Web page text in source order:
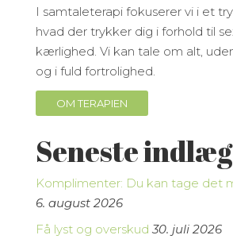
I samtaleterapi fokuserer vi i et
hvad der trykker dig i forhold til
kærlighed. Vi kan tale om alt,
og i fuld fortrolighed.
OM TERAPIEN
Seneste indlæg
Komplimenter: Du kan tage det
6. august 2026
Få lyst og overskud 30. juli 2026